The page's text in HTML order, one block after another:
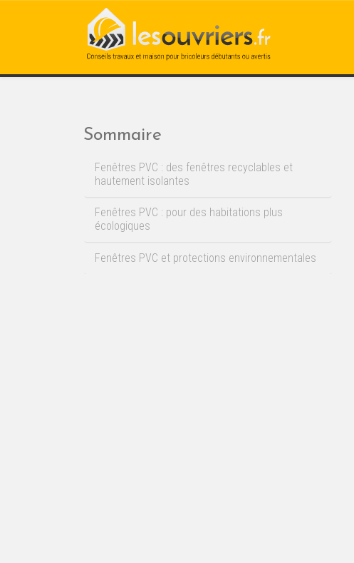
Sommaire
Fenêtres PVC : des fenêtres recyclables et
hautement isolantes
Fenêtres PVC : pour des habitations plus
écologiques
Fenêtres PVC et protections environnementales